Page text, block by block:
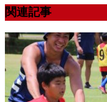
関連記事